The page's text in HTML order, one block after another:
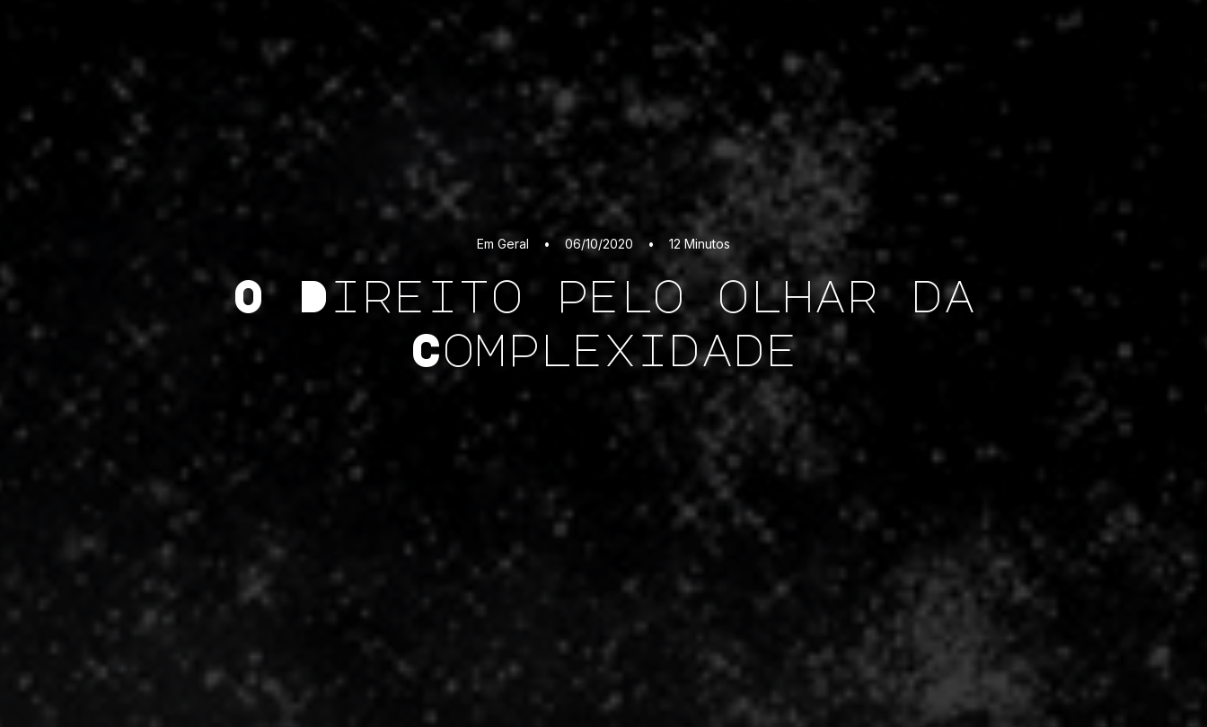
Em Geral • 06/10/2020 • 12 Minutos
O Direito pelo olhar da
Complexidade